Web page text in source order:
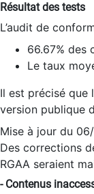
Résultat des tests
L’audit de
66.67% des
Le taux
Il est précisé que
version publique
Mise à jour du
Des corrections
RGAA seraient
- Contenus